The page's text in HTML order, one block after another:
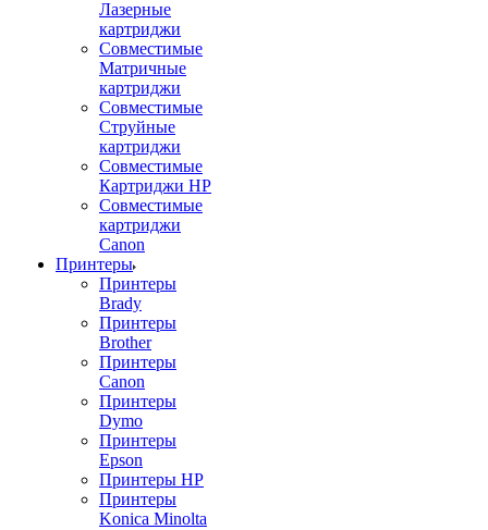
Лазерные
картриджи
Совместимые
Матричные
картриджи
Совместимые
Струйные
картриджи
Совместимые
Картриджи HP
Совместимые
картриджи
Canon
Принтеры
Принтеры
Brady
Принтеры
Brother
Принтеры
Canon
Принтеры
Dymo
Принтеры
Epson
Принтеры HP
Принтеры
Konica Minolta